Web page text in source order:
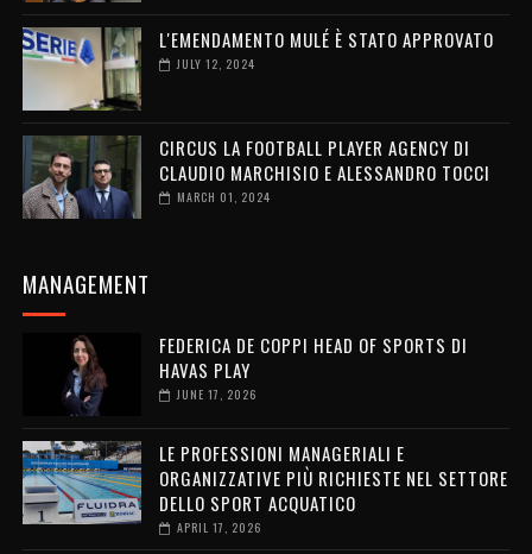
L'EMENDAMENTO MULÉ È STATO APPROVATO
JULY 12, 2024
CIRCUS LA FOOTBALL PLAYER AGENCY DI
CLAUDIO MARCHISIO E ALESSANDRO TOCCI
MARCH 01, 2024
MANAGEMENT
FEDERICA DE COPPI HEAD OF SPORTS DI
HAVAS PLAY
JUNE 17, 2026
LE PROFESSIONI MANAGERIALI E
ORGANIZZATIVE PIÙ RICHIESTE NEL SETTORE
DELLO SPORT ACQUATICO
APRIL 17, 2026